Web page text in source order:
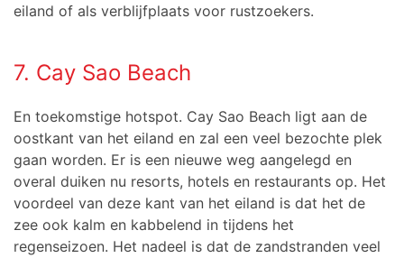
eiland of als verblijfplaats voor rustzoekers.
7. Cay Sao Beach
En toekomstige hotspot. Cay Sao Beach ligt aan de
oostkant van het eiland en zal een veel bezochte plek
gaan worden. Er is een nieuwe weg aangelegd en
overal duiken nu resorts, hotels en restaurants op. Het
voordeel van deze kant van het eiland is dat het de
zee ook kalm en kabbelend in tijdens het
regenseizoen. Het nadeel is dat de zandstranden veel